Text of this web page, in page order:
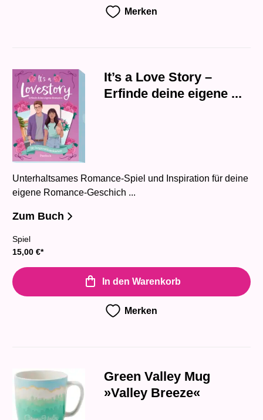
Merken
It’s a Love Story –
Erfinde deine eigene ...
Unterhaltsames Romance-Spiel und Inspiration für deine
eigene Romance-Geschich ...
Zum Buch
Spiel
15,00 €*
In den Warenkorb
Merken
Green Valley Mug
»Valley Breeze«